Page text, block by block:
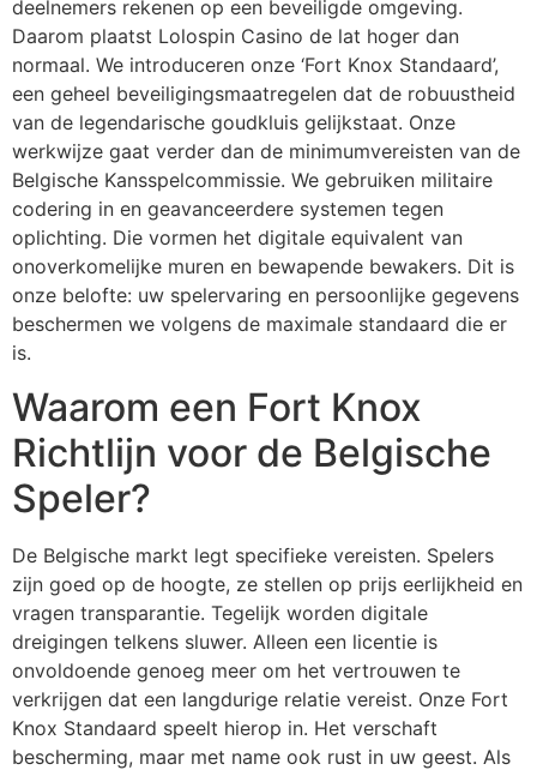
deelnemers rekenen op een beveiligde omgeving.
Daarom plaatst Lolospin Casino de lat hoger dan
normaal. We introduceren onze ‘Fort Knox Standaard’,
een geheel beveiligingsmaatregelen dat de robuustheid
van de legendarische goudkluis gelijkstaat. Onze
werkwijze gaat verder dan de minimumvereisten van de
Belgische Kansspelcommissie. We gebruiken militaire
codering in en geavanceerdere systemen tegen
oplichting. Die vormen het digitale equivalent van
onoverkomelijke muren en bewapende bewakers. Dit is
onze belofte: uw spelervaring en persoonlijke gegevens
beschermen we volgens de maximale standaard die er
is.
Waarom een Fort Knox
Richtlijn voor de Belgische
Speler?
De Belgische markt legt specifieke vereisten. Spelers
zijn goed op de hoogte, ze stellen op prijs eerlijkheid en
vragen transparantie. Tegelijk worden digitale
dreigingen telkens sluwer. Alleen een licentie is
onvoldoende genoeg meer om het vertrouwen te
verkrijgen dat een langdurige relatie vereist. Onze Fort
Knox Standaard speelt hierop in. Het verschaft
bescherming, maar met name ook rust in uw geest. Als